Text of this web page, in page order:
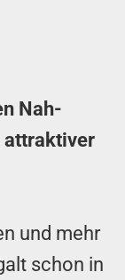
Nah­
attraktiver
und mehr
schon in